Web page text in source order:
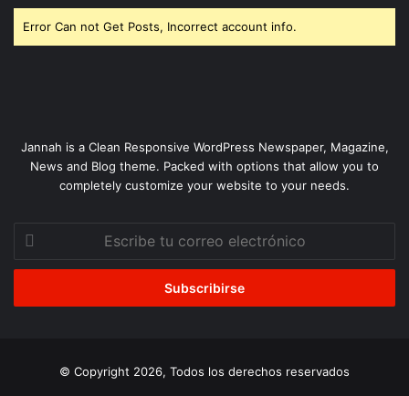
Error Can not Get Posts, Incorrect account info.
Jannah is a Clean Responsive WordPress Newspaper, Magazine,
News and Blog theme. Packed with options that allow you to
completely customize your website to your needs.
correo
© Copyright 2026, Todos los derechos reservados